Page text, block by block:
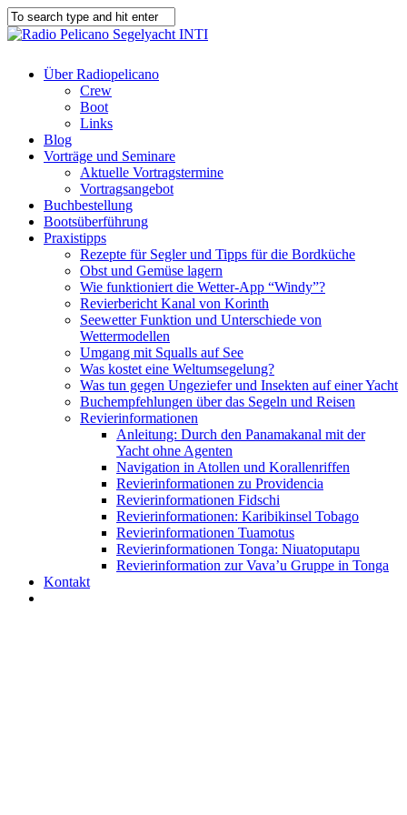
Über Radiopelicano
Crew
Boot
Links
Blog
Vorträge und Seminare
Aktuelle Vortragstermine
Vortragsangebot
Buchbestellung
Bootsüberführung
Praxistipps
Rezepte für Segler und Tipps für die Bordküche
Obst und Gemüse lagern
Wie funktioniert die Wetter-App “Windy”?
Revierbericht Kanal von Korinth
Seewetter Funktion und Unterschiede von
Wettermodellen
Umgang mit Squalls auf See
Was kostet eine Weltumsegelung?
Was tun gegen Ungeziefer und Insekten auf einer Yacht
Buchempfehlungen über das Segeln und Reisen
Revierinformationen
Anleitung: Durch den Panamakanal mit der
Yacht ohne Agenten
Navigation in Atollen und Korallenriffen
Revierinformationen zu Providencia
Revierinformationen Fidschi
Revierinformationen: Karibikinsel Tobago
Revierinformationen Tuamotus
Revierinformationen Tonga: Niuatoputapu
Revierinformation zur Vava’u Gruppe in Tonga
Kontakt